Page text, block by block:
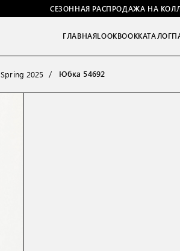
СЕЗОННАЯ РАСПРОДАЖА НА
ГЛАВНАЯLOOKBOOKКАТАЛОГ
Spring 2025 Юбка 54692